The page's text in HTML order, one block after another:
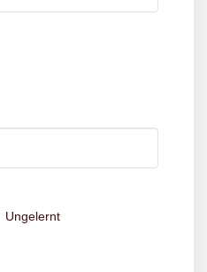
Ungelernt